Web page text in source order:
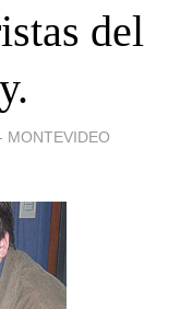
del
MONTEVIDEO